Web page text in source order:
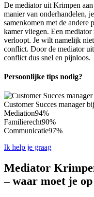
De mediator uit Krimpen
manier van onderhandelen,
samenkomen met de andere
kamer vliegen. Een
verloopt. Je wilt namelijk
conflict. Door de mediator
conflict dus snel en pijnloos.
Persoonlijke tips nodig?
Customer Succes manager
Mediation94%
Familierecht90%
Communicatie97%
Ik help je graag
Mediator
– waar moet je